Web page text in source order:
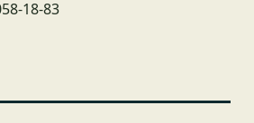
18-83